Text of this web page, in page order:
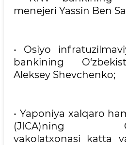
menejeri Yassin Ben
• Osiyo
bankining
Aleksey Shevchenko;
• Yaponiya xalqaro
(JICA)ning
vakolatxonasi katta